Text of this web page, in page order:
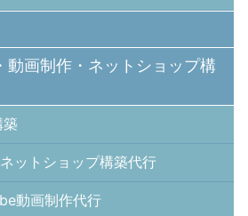
動画制作・ネットショップ構
ットショップ構築代行
動画制作代行